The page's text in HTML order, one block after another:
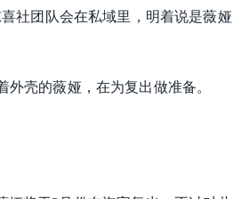
社团队会在私域里，明着说是薇娅
壳的薇娅，在为复出做准备。